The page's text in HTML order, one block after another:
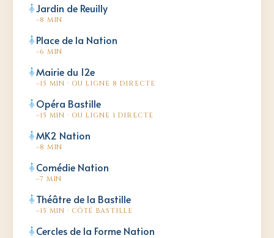
Jardin de Reuilly
~8 MIN
Place de la Nation
~6 MIN
Mairie du 12e
~15 MIN · OU LIGNE 8 DIRECTE
Opéra Bastille
~15 MIN · OU LIGNE 1 DIRECTE
MK2 Nation
~8 MIN
Comédie Nation
~7 MIN
Théâtre de la Bastille
~15 MIN · CÔTÉ BASTILLE
Cercles de la Forme Nation